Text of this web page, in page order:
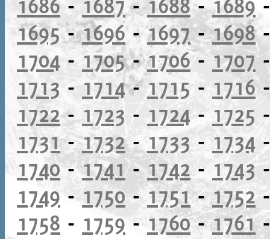
1695-1696-1697-1698
1704 - 1705-1706-1707
1713 - 1714- 1715- 1716
1722-1723 - 1724- 1725
1731-1732-1733- 1734
1740-1741-1742 -1743
1749-1750-1751-1752
1758 - 1759-1760-1761